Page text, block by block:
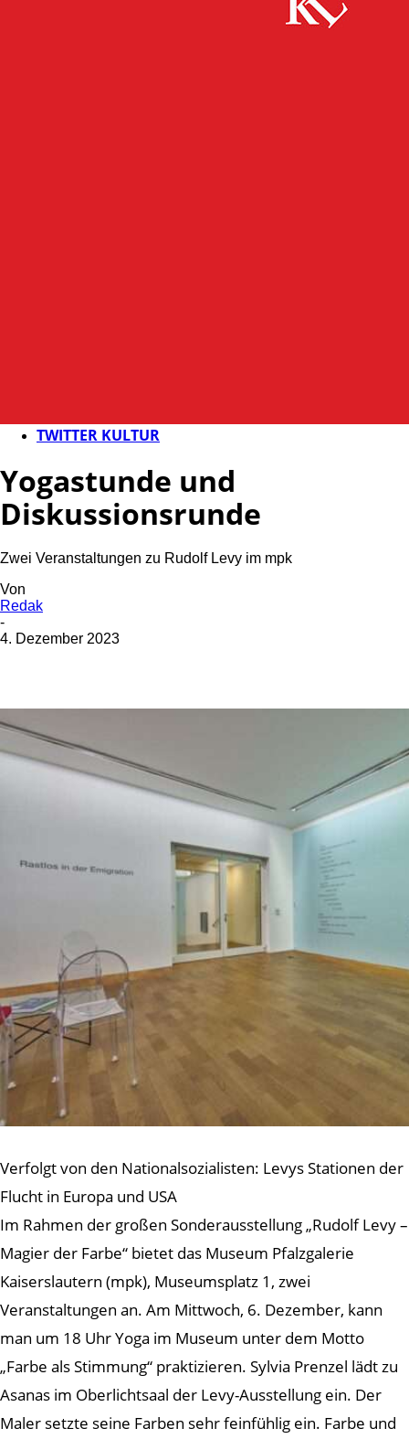
TWITTER KULTUR
Yogastunde und
Diskussionsrunde
Zwei Veranstaltungen zu Rudolf Levy im mpk
Von
Redak
-
4. Dezember 2023
Verfolgt von den Nationalsozialisten: Levys Stationen der
Flucht in Europa und USA
Im Rahmen der großen Sonderausstellung „Rudolf Levy –
Magier der Farbe“ bietet das Museum Pfalzgalerie
Kaiserslautern (mpk), Museumsplatz 1, zwei
Veranstaltungen an. Am Mittwoch, 6. Dezember, kann
man um 18 Uhr Yoga im Museum unter dem Motto
„Farbe als Stimmung“ praktizieren. Sylvia Prenzel lädt zu
Asanas im Oberlichtsaal der Levy-Ausstellung ein. Der
Maler setzte seine Farben sehr feinfühlig ein. Farbe und